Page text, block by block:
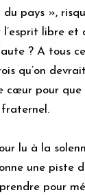
du pays »,
l’esprit libre et
? A tous
qu’on
cœur pour que
fraternel.
lu à la
une piste
pour